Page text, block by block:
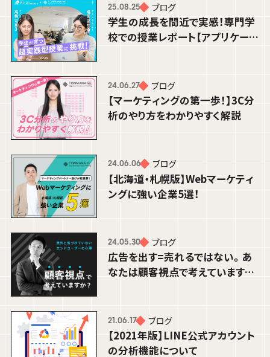
【広報担当者必見】縦型動画広告はなぜ
今、選ばれるのか？効果・事例・成功の
ポイントを解説！
渡辺 るみな
DESIGNER
25.08.25 ブログ
学生の成長を間近で実感！専門学
校での授業レポート【アプリケーシ
24.06.27 ブログ
【マーケティングの第一歩！】3C分
析のやり方をわかりやすく解説
24.06.06 ブログ
【北海道・札幌版】Webマーケティ
ングに強い企業5選！
24.05.30 ブログ
広告を出す=売れるではない。あ
なたは顧客視点で考えています
21.06.17 ブログ
【2021年版】LINE公式アカウント
の分析機能について